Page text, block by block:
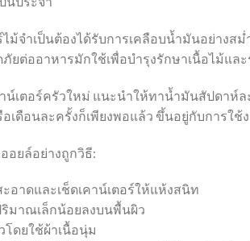
ไม้จำเป็นต้องได้รับการเคลือบน้ำมันอย่าง
ยต่ออาหารมักใช้เพื่อบำรุงรักษาเนื้อไม้แ
น์เตอร์ครัวใหม่ แนะนำให้ทาน้ำมันสัปดาห์
เดือนละครั้งก็เพียงพอแล้ว ขึ้นอยู่กับการใช้
อยล์อย่างถูกวิธี:
อาดและเช็ดเคาน์เตอร์ให้แห้งสนิท
มาณเล็กน้อยลงบนพื้นผิว
โดยใช้ผ้าเนื้อนุ่ม